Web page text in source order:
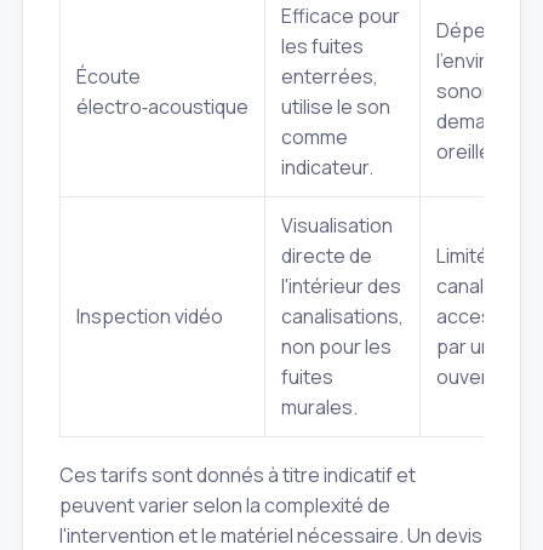
Écoute
électro‑acoustique
Efficace pour
les fuites
enterrées,
utilise le son
comme
indicateur.
Dépend de
sonore,
demande
oreille
Inspection vidéo
Visualisation
directe de
l'intérieur des
canalisations,
non pour les
fuites
murales.
Limitée aux
par une
ouverture.
Ces tarifs sont donnés à titre indicatif et
peuvent varier selon la complexité de
l'intervention et le matériel nécessaire. Un devis